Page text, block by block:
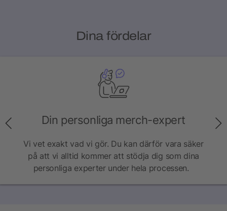
Dina fördelar
Din personliga merch-expert
Vi vet exakt vad vi gör. Du kan därför vara säker
på att vi alltid kommer att stödja dig som dina
personliga experter under hela processen.